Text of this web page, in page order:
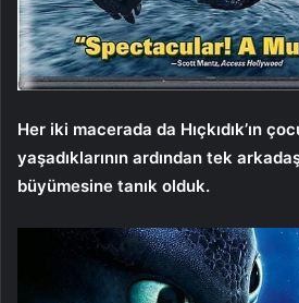
Her iki macerada da Hıçkıdık’ın
yaşadıklarının ardından tek
büyümesine tanık olduk.